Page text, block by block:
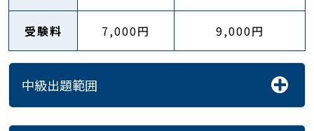
受験料 7,000円 9,000円
中級出題範囲